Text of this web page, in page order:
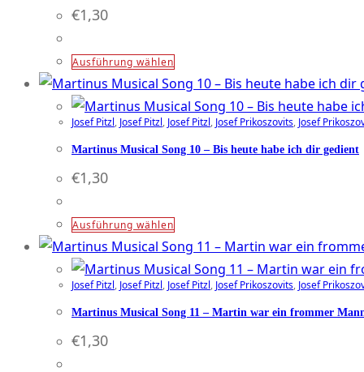
Optionen
können
auf
der
Produktseite
€1,30
Ausführung wählenDieses
Produkt
weist
mehrere
Varianten
Optionen
können
auf
der
Produktseite
Josef Pitzl, Josef Pitzl, Josef Pitzl, Josef Prikoszovits, Josef
Martinus Musical Song 10 – Bis heute habe ich dir gedient
€1,30
Ausführung wählenDieses
Produkt
weist
mehrere
Varianten
Josef Pitzl, Josef Pitzl, Josef Pitzl, Josef Prikoszovits, Josef
Martinus Musical Song 11 – Martin war ein frommer
€1,30